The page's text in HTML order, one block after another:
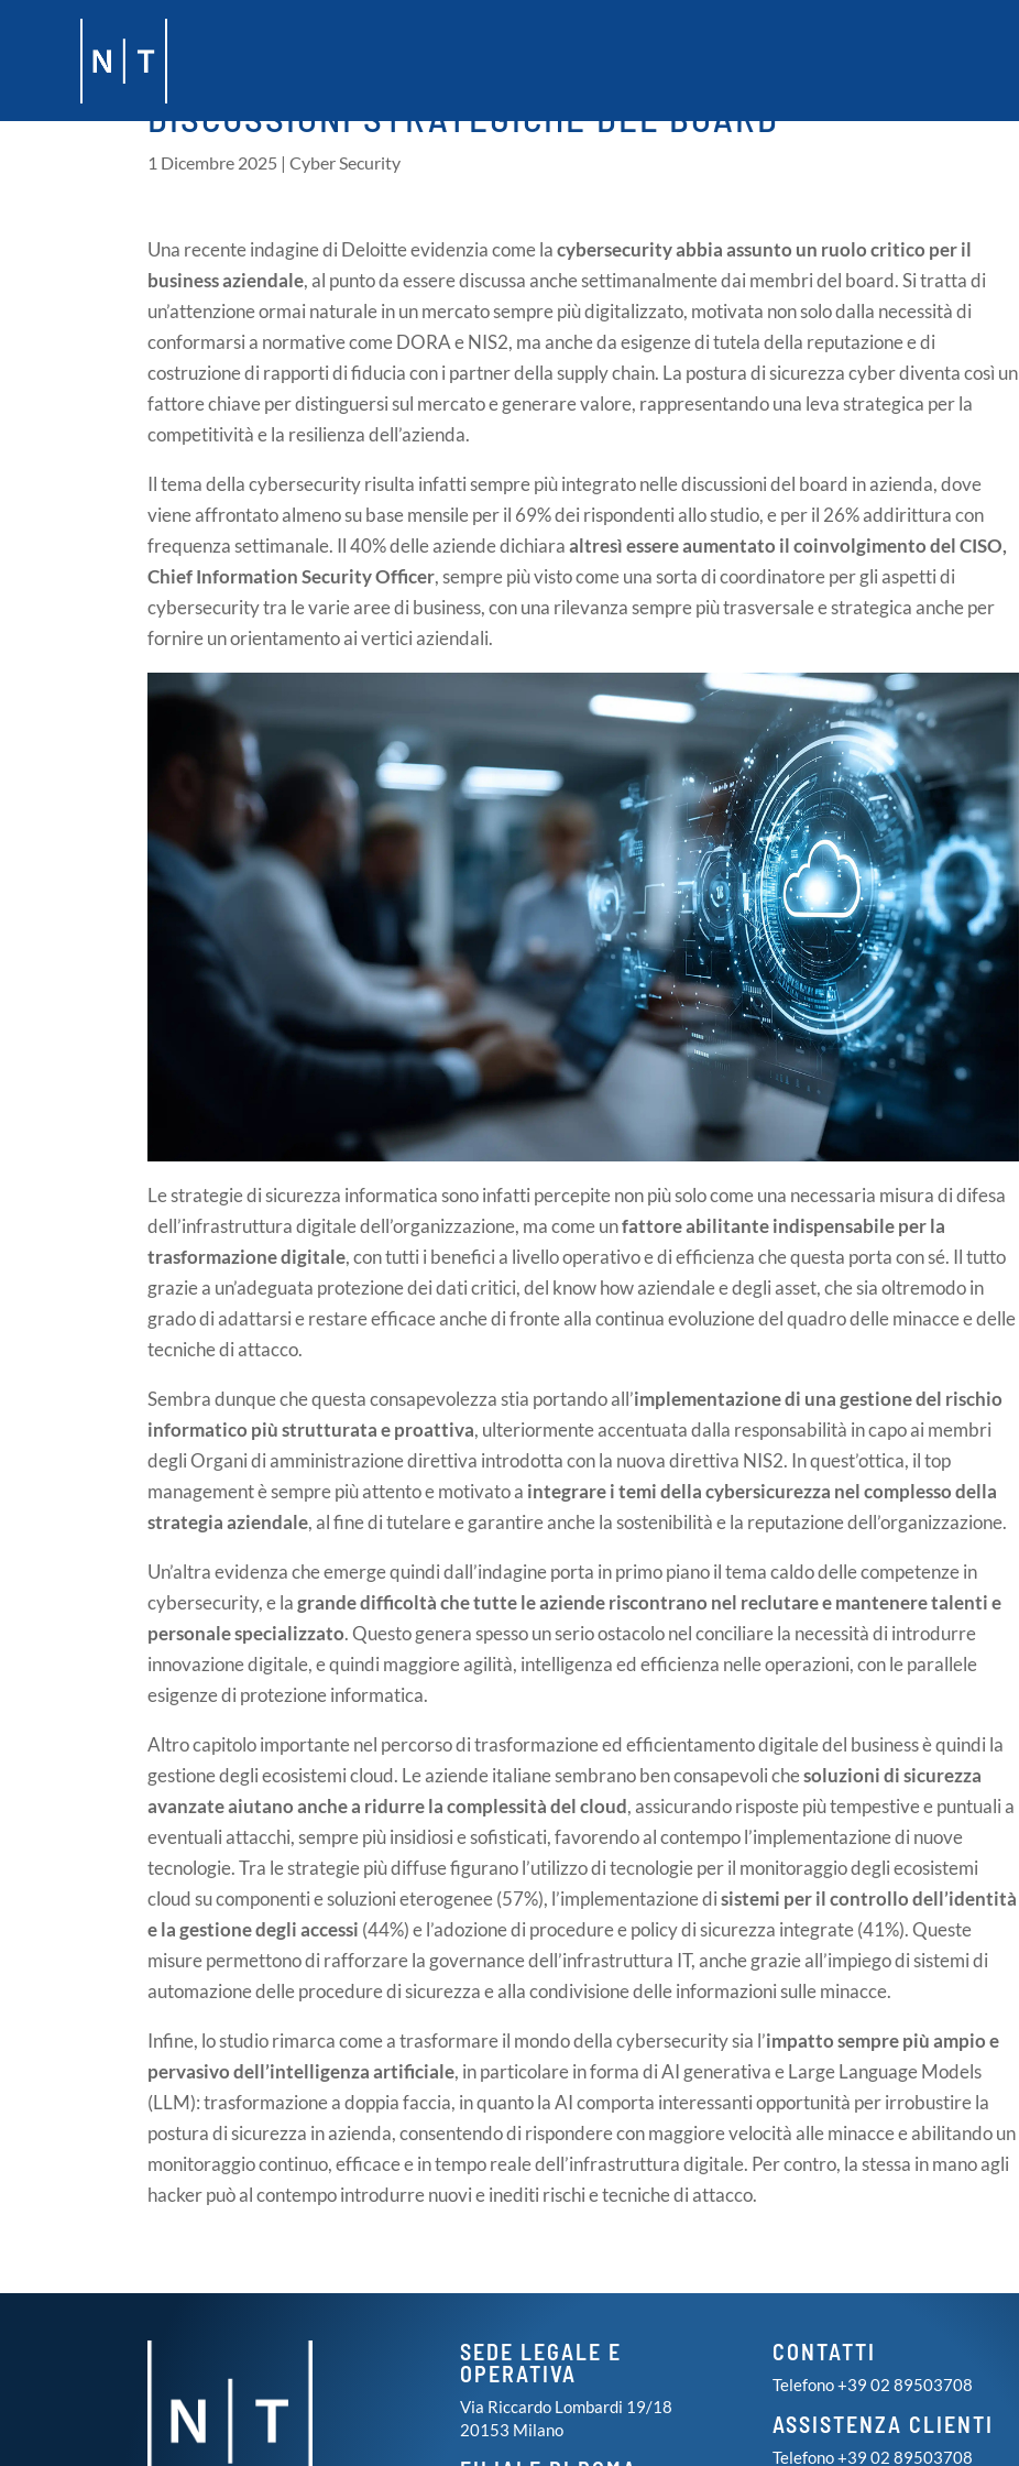
Vai al contenuto principale
LA CYBERSECURITY SALE DI GRADO NELLE
DISCUSSIONI STRATEGICHE DEL BOARD
1 Dicembre 2025 |Cyber Security
Una recente indagine di Deloitte evidenzia come lacybersecurity abbia assunto un ruolo critico per il
business aziendale, al punto da essere discussa anche settimanalmente dai membri del board. Si tratta di
un’attenzione ormai naturale in un mercato sempre più digitalizzato, motivata non solo dalla necessità di
conformarsi a normative come DORA e NIS2, ma anche da esigenze di tutela della reputazione e di
costruzione di rapporti di fiducia con i partner della supply chain. La postura di sicurezza cyber diventa così un
fattore chiave per distinguersi sul mercato e generare valore, rappresentando una leva strategica per la
competitività e la resilienza dell’azienda.
Il tema della cybersecurity risulta infatti sempre più integrato nelle discussioni del board in azienda, dove
viene affrontato almeno su base mensile per il 69% dei rispondenti allo studio, e per il 26% addirittura con
frequenza settimanale. Il 40% delle aziende dichiaraaltresì essere aumentato il coinvolgimento del CISO,
Chief Information Security Officer, sempre più visto come una sorta di coordinatore per gli aspetti di
cybersecurity tra le varie aree di business, con una rilevanza sempre più trasversale e strategica anche per
fornire un orientamento ai vertici aziendali.
Le strategie di sicurezza informatica sono infatti percepite non più solo come una necessaria misura di difesa
dell’infrastruttura digitale dell’organizzazione, ma come unfattore abilitante indispensabile per la
trasformazione digitale, con tutti i benefici a livello operativo e di efficienza che questa porta con sé. Il tutto
grazie a un’adeguata protezione dei dati critici, del know how aziendale e degli asset, che sia oltremodo in
grado di adattarsi e restare efficace anche di fronte alla continua evoluzione del quadro delle minacce e delle
tecniche di attacco.
Sembra dunque che questa consapevolezza stia portando all’implementazione di una gestione del rischio
informatico più strutturata e proattiva, ulteriormente accentuata dalla responsabilità in capo ai membri
degli Organi di amministrazione direttiva introdotta con la nuova direttiva NIS2. In quest’ottica, il top
management è sempre più attento e motivato a integrare i temi della cybersicurezza nel complesso della
strategia aziendale, al fine di tutelare e garantire anche la sostenibilità e la reputazione dell’organizzazione.
Un’altra evidenza che emerge quindi dall’indagine porta in primo piano il tema caldo delle competenze in
cybersecurity, e lagrande difficoltà che tutte le aziende riscontrano nel reclutare e mantenere talenti e
personale specializzato. Questo genera spesso un serio ostacolo nel conciliare la necessità di introdurre
innovazione digitale, e quindi maggiore agilità, intelligenza ed efficienza nelle operazioni, con le parallele
esigenze di protezione informatica.
Altro capitolo importante nel percorso di trasformazione ed efficientamento digitale del business è quindi la
gestione degli ecosistemi cloud. Le aziende italiane sembrano ben consapevoli chesoluzioni di sicurezza
avanzate aiutano anche a ridurre la complessità del cloud, assicurando risposte più tempestive e puntuali a
eventuali attacchi, sempre più insidiosi e sofisticati, favorendo al contempo l’implementazione di nuove
tecnologie. Tra le strategie più diffuse figurano l’utilizzo di tecnologie per il monitoraggio degli ecosistemi
cloud su componenti e soluzioni eterogenee (57%), l’implementazione disistemi per il controllo dell’identità
e la gestione degli accessi (44%) e l’adozione di procedure e policy di sicurezza integrate (41%). Queste
misure permettono di rafforzare la governance dell’infrastruttura IT, anche grazie all’impiego di sistemi di
automazione delle procedure di sicurezza e alla condivisione delle informazioni sulle minacce.
Infine, lo studio rimarca come a trasformare il mondo della cybersecurity sia l’impatto sempre più ampio e
pervasivo dell’intelligenza artificiale, in particolare in forma di AI generativa e Large Language Models
(LLM): trasformazione a doppia faccia, in quanto la AI comporta interessanti opportunità per irrobustire la
postura di sicurezza in azienda, consentendo di rispondere con maggiore velocità alle minacce e abilitando un
monitoraggio continuo, efficace e in tempo reale dell’infrastruttura digitale. Per contro, la stessa in mano agli
hacker può al contempo introdurre nuovi e inediti rischi e tecniche di attacco.
SEDE LEGALE E
OPERATIVA
Via Riccardo Lombardi 19/18
20153 Milano
CONTATTI
Telefono +39 02 89503708
ASSISTENZA CLIENTI
Telefono +39 02 89503708